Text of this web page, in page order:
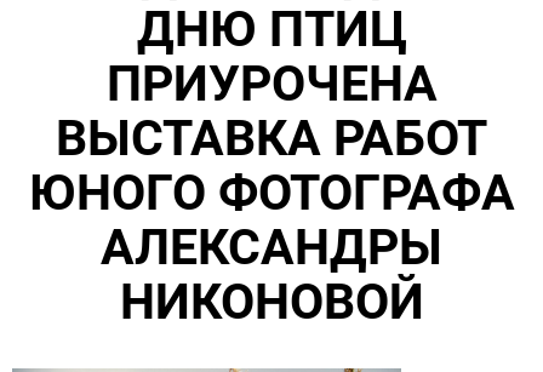
ДНЮ ПТИЦ
ПРИУРОЧЕНА
ВЫСТАВКА РАБОТ
ЮНОГО ФОТОГРАФА
АЛЕКСАНДРЫ
НИКОНОВОЙ